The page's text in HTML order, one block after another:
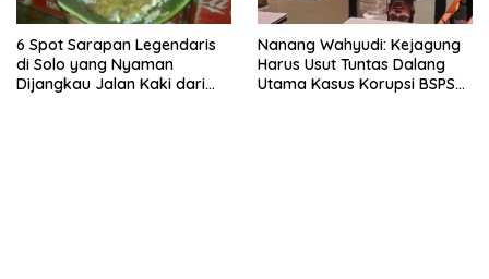
6 Spot Sarapan Legendaris
di Solo yang Nyaman
Dijangkau Jalan Kaki dari
Nanang Wahyudi: Kejagung
Harus Usut Tuntas Dalang
Utama Kasus Korupsi BSPS